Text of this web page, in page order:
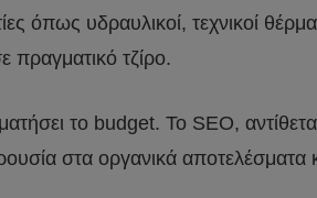
όπως υδραυλικοί, τεχνικοί
πραγματικό τζίρο.
το budget. Το SEO,
στα οργανικά αποτελέσματα